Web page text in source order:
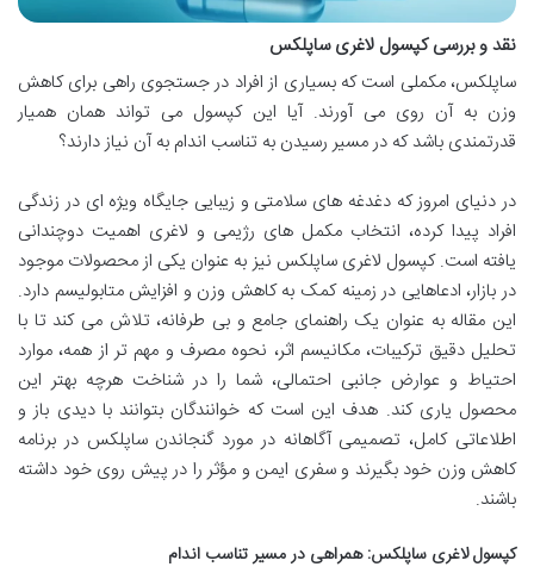
نقد و بررسی کپسول لاغری ساپلکس
ساپلکس، مکملی است که بسیاری از افراد در جستجوی راهی برای کاهش
وزن به آن روی می آورند. آیا این کپسول می تواند همان همیار
قدرتمندی باشد که در مسیر رسیدن به تناسب اندام به آن نیاز دارند؟
در دنیای امروز که دغدغه های سلامتی و زیبایی جایگاه ویژه ای در زندگی
افراد پیدا کرده، انتخاب مکمل های رژیمی و لاغری اهمیت دوچندانی
یافته است. کپسول لاغری ساپلکس نیز به عنوان یکی از محصولات موجود
در بازار، ادعاهایی در زمینه کمک به کاهش وزن و افزایش متابولیسم دارد.
این مقاله به عنوان یک راهنمای جامع و بی طرفانه، تلاش می کند تا با
تحلیل دقیق ترکیبات، مکانیسم اثر، نحوه مصرف و مهم تر از همه، موارد
احتیاط و عوارض جانبی احتمالی، شما را در شناخت هرچه بهتر این
محصول یاری کند. هدف این است که خوانندگان بتوانند با دیدی باز و
اطلاعاتی کامل، تصمیمی آگاهانه در مورد گنجاندن ساپلکس در برنامه
کاهش وزن خود بگیرند و سفری ایمن و مؤثر را در پیش روی خود داشته
باشند.
کپسول لاغری ساپلکس: همراهی در مسیر تناسب اندام